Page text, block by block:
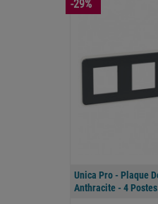
Unica Pro - Plaque
Anthracite - 4
-29%